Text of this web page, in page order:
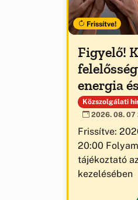
Frissítve!
Figyelő!
energia
Közszolgálati
2026. 08. 07
Frissítve:
20:00
tájékoztató
kezelésében